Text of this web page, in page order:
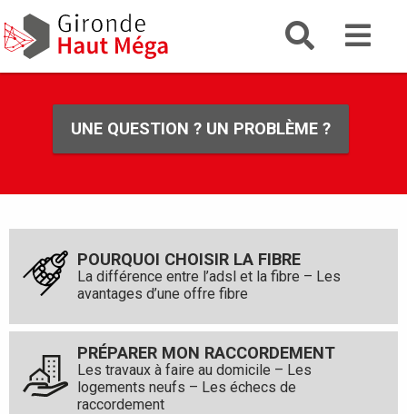
Aller
au
contenu
principal
Aller au menu
Aller au contenu
GirondeGironde Haut Mega
la fibre
UNE QUESTION ? UN PROBLÈME ?
POURQUOI CHOISIR LA FIBRE
La différence entre l’adsl et la fibre – Les
avantages d’une offre fibre
PRÉPARER MON RACCORDEMENT
Les travaux à faire au domicile – Les
logements neufs – Les échecs de
raccordement